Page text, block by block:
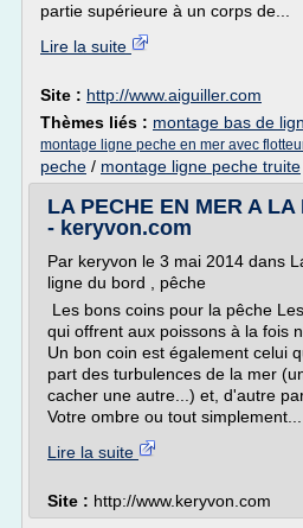
partie supérieure à un corps de...
Lire la suite
Site : http://www.aiguiller.com
Thèmes liés : montage bas de
montage ligne peche en mer avec
peche / montage ligne peche truite
LA PECHE EN MER A
- keryvon.com
Par keryvon le 3 mai 2014 dans
ligne du bord , pêche
Les bons coins pour la pêche
qui offrent aux poissons à la fois
Un bon coin est également celui
part des turbulences de la mer
cacher une autre...) et, d'autre
Votre ombre ou tout simplement...
Lire la suite
Site : http://www.keryvon.com